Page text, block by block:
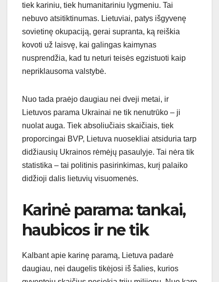
tiek kariniu, tiek humanitariniu lygmeniu. Tai
nebuvo atsitiktinumas. Lietuviai, patys išgyvenę
sovietinę okupaciją, gerai supranta, ką reiškia
kovoti už laisvę, kai galingas kaimynas
nusprendžia, kad tu neturi teisės egzistuoti kaip
nepriklausoma valstybė.
Nuo tada praėjo daugiau nei dveji metai, ir
Lietuvos parama Ukrainai ne tik nenutrūko – ji
nuolat auga. Tiek absoliučiais skaičiais, tiek
proporcingai BVP, Lietuva nuosekliai atsiduria tarp
didžiausių Ukrainos rėmėjų pasaulyje. Tai nėra tik
statistika – tai politinis pasirinkimas, kurį palaiko
didžioji dalis lietuvių visuomenės.
Karinė parama: tankai,
haubicos ir ne tik
Kalbant apie karinę paramą, Lietuva padarė
daugiau, nei daugelis tikėjosi iš šalies, kurios